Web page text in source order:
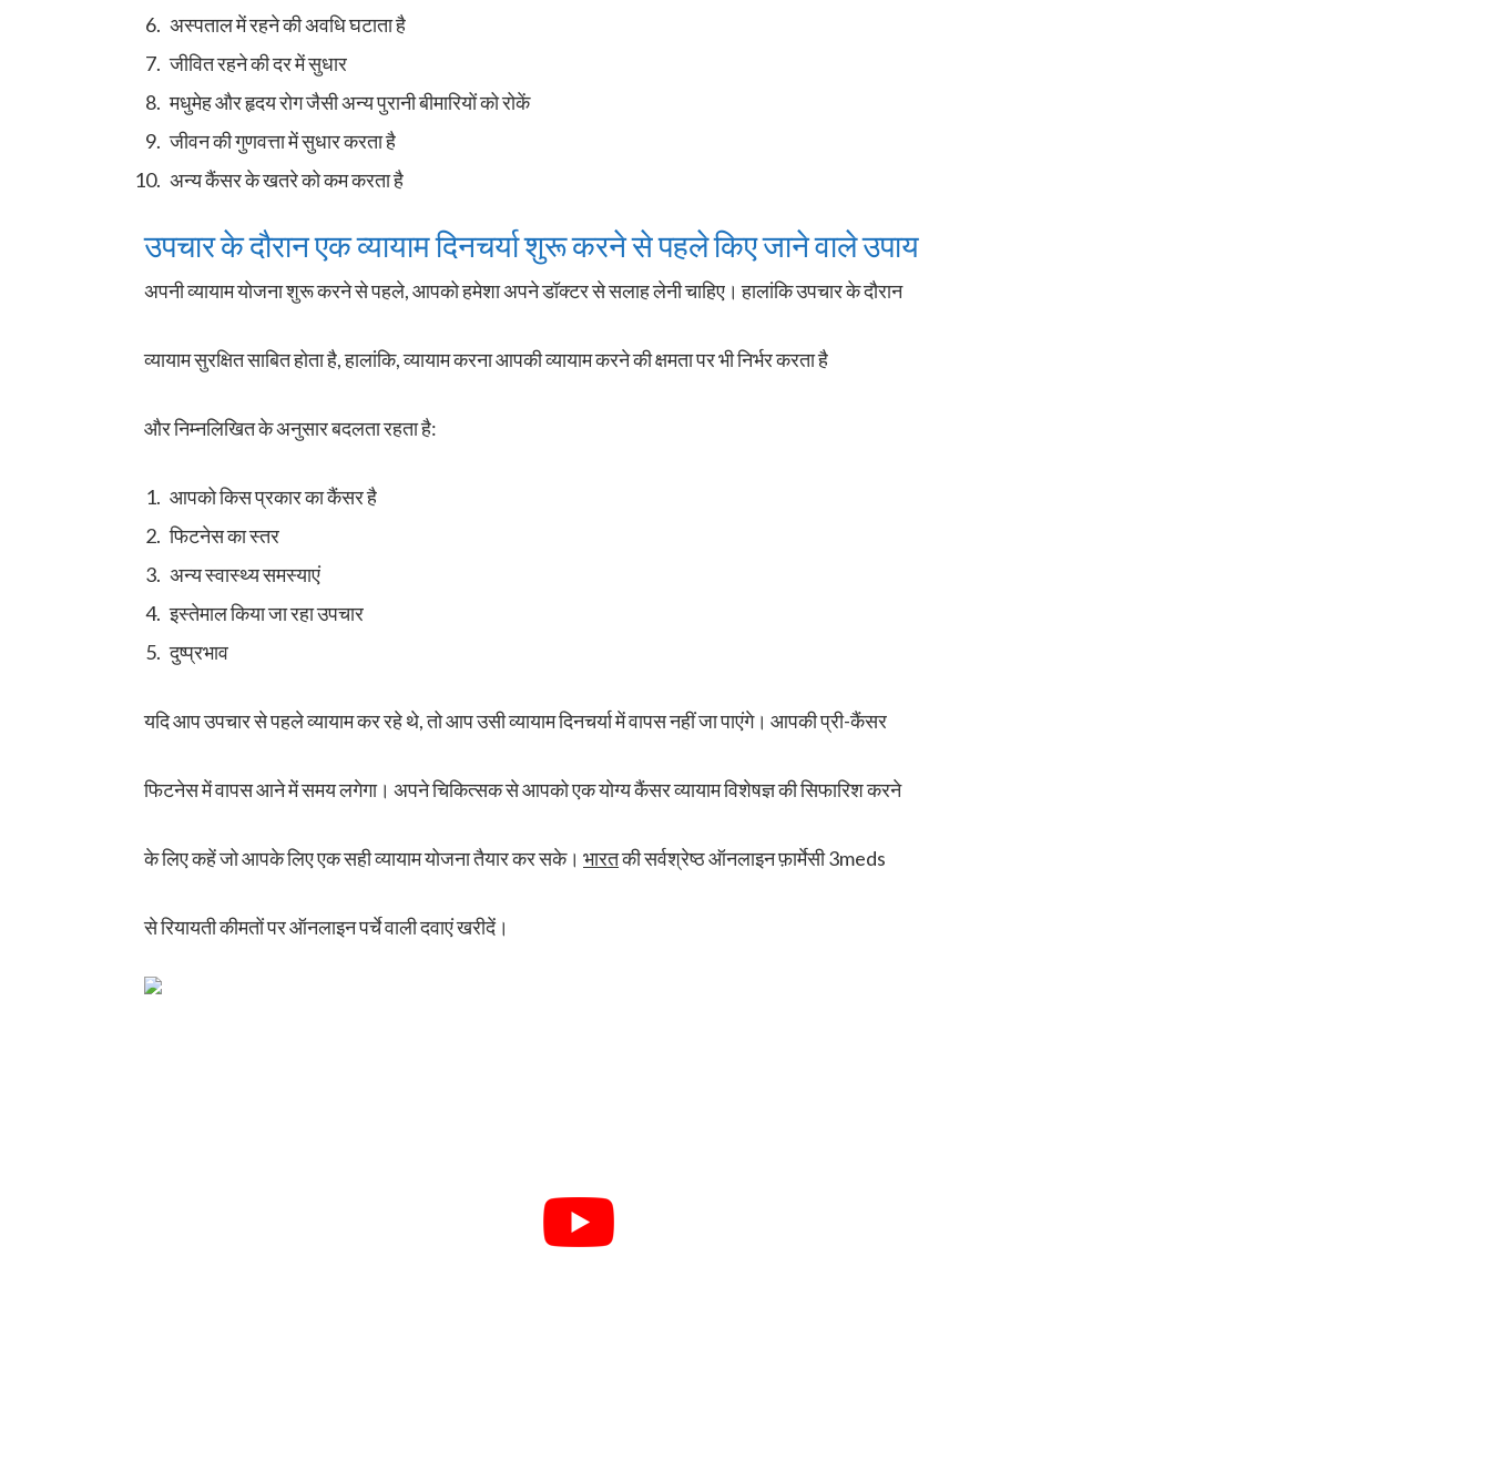
अस्पताल में रहने की अवधि घटाता है
जीवित रहने की दर में सुधार
मधुमेह और हृदय रोग जैसी अन्य पुरानी बीमारियों को रोकें
जीवन की गुणवत्ता में सुधार करता है
अन्य कैंसर के खतरे को कम करता है
उपचार के दौरान एक व्यायाम दिनचर्या शुरू करने से पहले किए जाने वाले उपाय
अपनी व्यायाम योजना शुरू करने से पहले, आपको हमेशा अपने डॉक्टर से सलाह लेनी चाहिए। हालांकि उपचार के दौरान
व्यायाम सुरक्षित साबित होता है, हालांकि, व्यायाम करना आपकी व्यायाम करने की क्षमता पर भी निर्भर करता है
और निम्नलिखित के अनुसार बदलता रहता है:
आपको किस प्रकार का कैंसर है
फिटनेस का स्तर
अन्य स्वास्थ्य समस्याएं
इस्तेमाल किया जा रहा उपचार
दुष्प्रभाव
यदि आप उपचार से पहले व्यायाम कर रहे थे, तो आप उसी व्यायाम दिनचर्या में वापस नहीं जा पाएंगे। आपकी प्री-कैंसर
फिटनेस में वापस आने में समय लगेगा। अपने चिकित्सक से आपको एक योग्य कैंसर व्यायाम विशेषज्ञ की सिफारिश करने
के लिए कहें जो आपके लिए एक सही व्यायाम योजना तैयार कर सके। भारतकी सर्वश्रेष्ठ ऑनलाइन फ़ार्मेसी 3meds
से रियायती कीमतों पर ऑनलाइन पर्चे वाली दवाएं खरीदें।